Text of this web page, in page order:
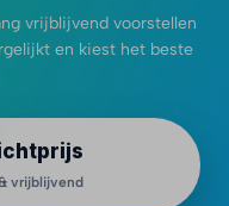
vrijblijvend voorstellen
en kiest het beste
vrijblijvend